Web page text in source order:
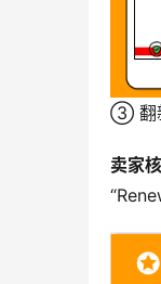
③ 翻
卖家